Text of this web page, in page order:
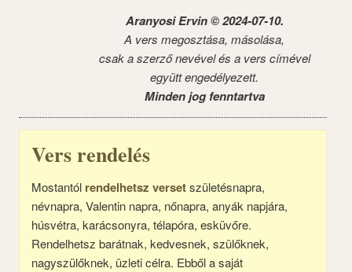
Aranyosi Ervin © 2024-07-10.
A vers megosztása, másolása,
csak a szerző nevével és a vers címével
együtt engedélyezett.
Minden jog fenntartva
Vers rendelés
Mostantól rendelhetsz versetszületésnapra,
névnapra, Valentin napra, nőnapra, anyák napjára,
húsvétra, karácsonyra, télapóra, esküvőre.
Rendelhetsz barátnak, kedvesnek, szülőknek,
nagyszülőknek, üzleti célra. Ebből a saját